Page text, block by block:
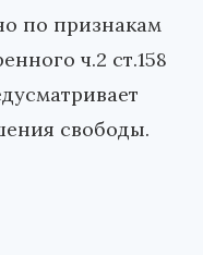
по признакам
ч.2 ст.158
свободы.